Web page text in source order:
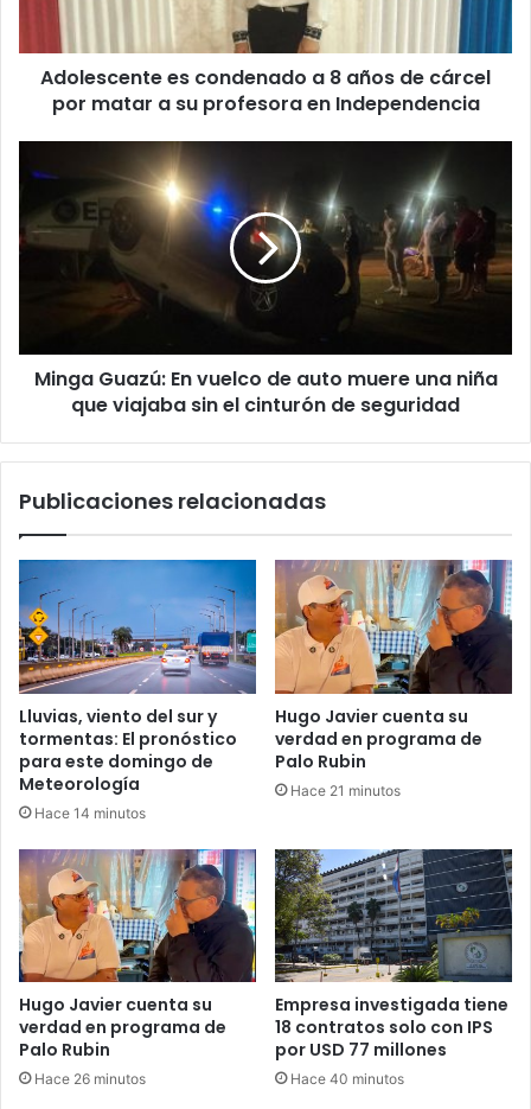
Adolescente es condenado a 8 años de cárcel
por matar a su profesora en Independencia
Minga Guazú: En vuelco de auto muere una niña
que viajaba sin el cinturón de seguridad
Publicaciones relacionadas
Lluvias, viento del sur y
tormentas: El pronóstico
para este domingo de
Meteorología
Hace 14 minutos
Hugo Javier cuenta su
verdad en programa de
Palo Rubin
Hace 21 minutos
Hugo Javier cuenta su
verdad en programa de
Palo Rubin
Hace 26 minutos
Empresa investigada tiene
18 contratos solo con IPS
por USD 77 millones
Hace 40 minutos